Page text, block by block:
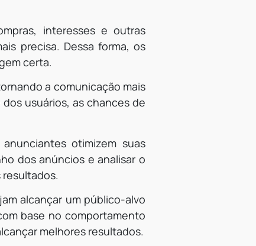
interesses e outras
precisa. Dessa forma, os
certa.
a comunicação mais
usuários, as chances de
otimizem suas
dos anúncios e analisar o
alcançar um público-alvo
base no comportamento
melhores resultados.